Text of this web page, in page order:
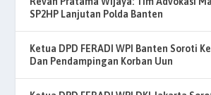
SP2HP Lanjutan Polda Banten
Ketua DPD FERADI WPI Banten Soroti
Dan Pendampingan Korban Uun